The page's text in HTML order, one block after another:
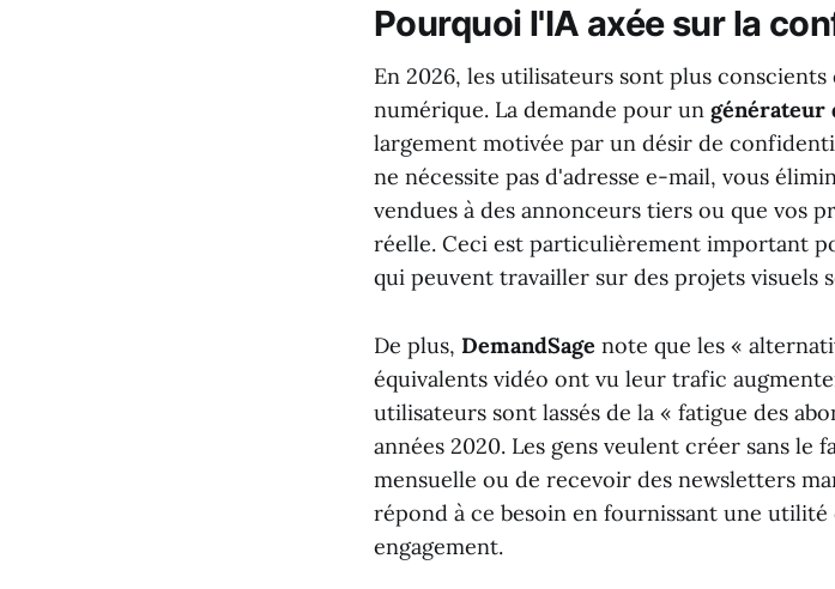
Pourquoi l'IA axée sur la
En 2026, les utilisateurs sont plus
numérique. La demande pour un générateur
largement motivée par un désir de
ne nécessite pas d'adresse e-mail, vous
vendues à des annonceurs tiers ou que vos
réelle. Ceci est particulièrement important
qui peuvent travailler sur des projets visuels
De plus, DemandSage note que les «
équivalents vidéo ont vu leur trafic
utilisateurs sont lassés de la « fatigue des
années 2020. Les gens veulent créer sans le
mensuelle ou de recevoir des newsletters
répond à ce besoin en fournissant une utilité
engagement.